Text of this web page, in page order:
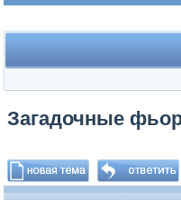
Загадочные